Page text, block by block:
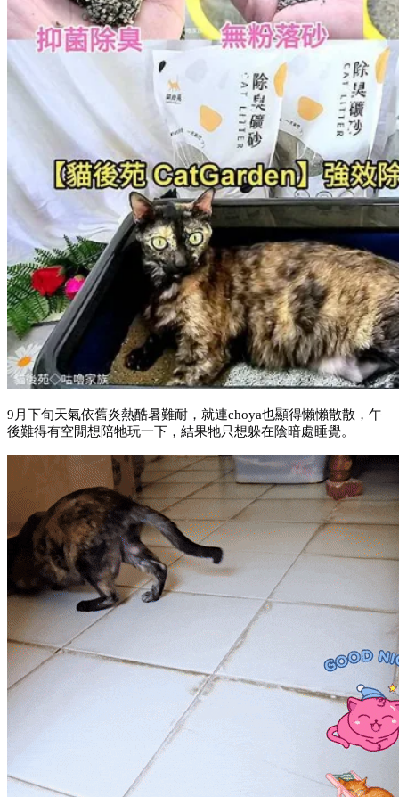
9月下旬天氣依舊炎熱酷暑難耐，就連choya也顯得懶懶散散，午
後難得有空閒想陪牠玩一下，結果牠只想躲在陰暗處睡覺。